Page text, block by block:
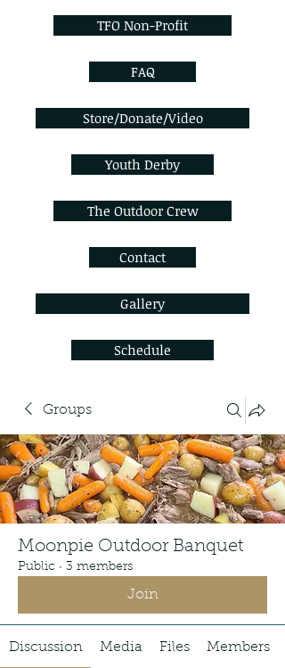
TFO Non-Profit
FAQ
Store/Donate/Video
Youth Derby
The Outdoor Crew
Contact
Gallery
Schedule
Groups
Moonpie Outdoor Banquet
Public · 3 members
Join
Discussion Media Files Members